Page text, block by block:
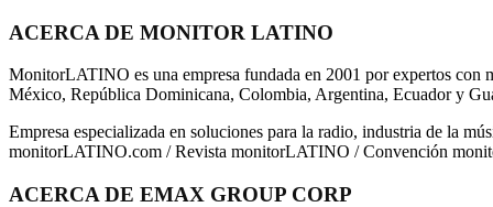
ACERCA DE MONITOR LATINO
MonitorLATINO es una empresa fundada en 2001 por expertos con
México, República Dominicana, Colombia, Argentina, Ecuador y
Empresa especializada en soluciones para la radio, industria de la
monitorLATINO.com / Revista monitorLATINO / Convención
ACERCA DE EMAX GROUP CORP